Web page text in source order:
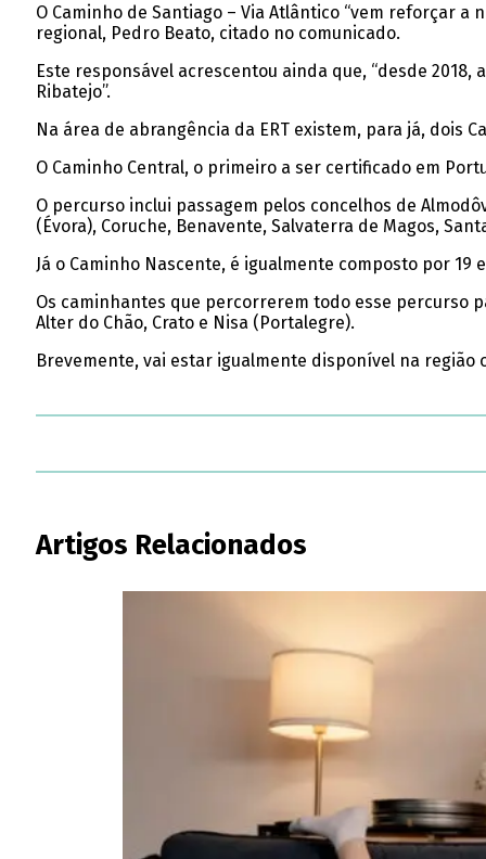
O Caminho de Santiago – Via Atlântico “vem reforçar
regional, Pedro Beato, citado no comunicado.
Este responsável acrescentou ainda que, “desde
Ribatejo”.
Na área de abrangência da ERT existem, para já, dois
O Caminho Central, o primeiro a ser certificado em
O percurso inclui passagem pelos concelhos de
(Évora), Coruche, Benavente, Salvaterra de Magos,
Já o Caminho Nascente, é igualmente composto por 19
Os caminhantes que percorrerem todo esse percurso
Alter do Chão, Crato e Nisa (Portalegre).
Brevemente, vai estar igualmente disponível na região
Artigos Relacionados